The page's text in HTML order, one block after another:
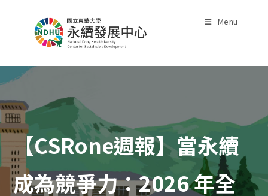
Menu
【CSRone週報】當永續
成為競爭力：2026 年全